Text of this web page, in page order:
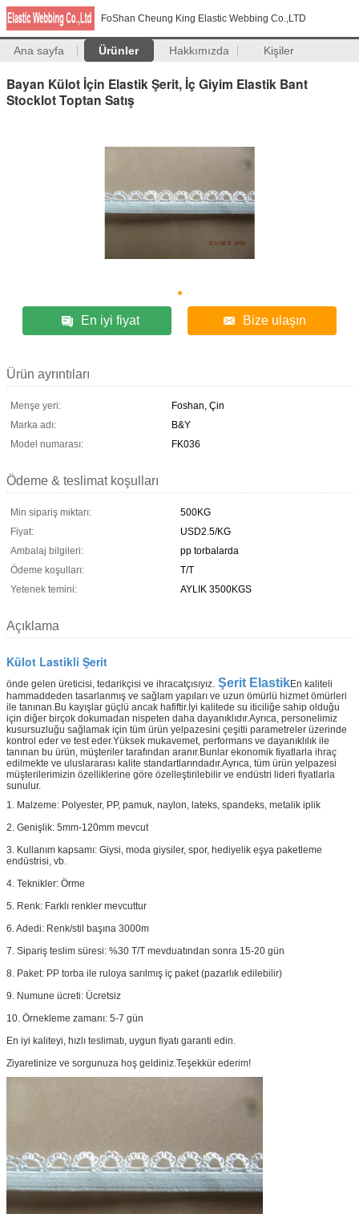
FoShan Cheung King Elastic Webbing Co.,LTD
Ana sayfa Ürünler Hakkımızda Kişiler
Bayan Külot İçin Elastik Şerit, İç Giyim Elastik Bant
Stocklot Toptan Satış
En iyi fiyat Bize ulaşın
Ürün ayrıntıları
Menşe yeri:
Foshan, Çin
Marka adı:
B&Y
Model numarası:
FK036
Ödeme & teslimat koşulları
Min sipariş miktarı:
500KG
Fiyat:
USD2.5/KG
Ambalaj bilgileri:
pp torbalarda
Ödeme koşulları:
T/T
Yetenek temini:
AYLIK 3500KGS
Açıklama
Külot Lastikli Şerit
önde gelen üreticisi, tedarikçisi ve ihracatçısıyız. Şerit ElastikEn kaliteli
hammaddeden tasarlanmış ve sağlam yapıları ve uzun ömürlü hizmet ömürleri
ile tanınan.Bu kayışlar güçlü ancak hafiftir.İyi kalitede su iticiliğe sahip olduğu
için diğer birçok dokumadan nispeten daha dayanıklıdır.Ayrıca, personelimiz
kusursuzluğu sağlamak için tüm ürün yelpazesini çeşitli parametreler üzerinde
kontrol eder ve test eder.Yüksek mukavemet, performans ve dayanıklılık ile
tanınan bu ürün, müşteriler tarafından aranır.Bunlar ekonomik fiyatlarla ihraç
edilmekte ve uluslararası kalite standartlarındadır.Ayrıca, tüm ürün yelpazesi
müşterilerimizin özelliklerine göre özelleştirilebilir ve endüstri lideri fiyatlarla
sunulur.
1. Malzeme: Polyester, PP, pamuk, naylon, lateks, spandeks, metalik iplik
2. Genişlik: 5mm-120mm mevcut
3. Kullanım kapsamı: Giysi, moda giysiler, spor, hediyelik eşya paketleme
endüstrisi, vb.
4. Teknikler: Örme
5. Renk: Farklı renkler mevcuttur
6. Adedi: Renk/stil başına 3000m
7. Sipariş teslim süresi: %30 T/T mevduatından sonra 15-20 gün
8. Paket: PP torba ile ruloya sarılmış iç paket (pazarlık edilebilir)
9. Numune ücreti: Ücretsiz
10. Örnekleme zamanı: 5-7 gün
En iyi kaliteyi, hızlı teslimatı, uygun fiyatı garanti edin.
Ziyaretinize ve sorgunuza hoş geldiniz.Teşekkür ederim!